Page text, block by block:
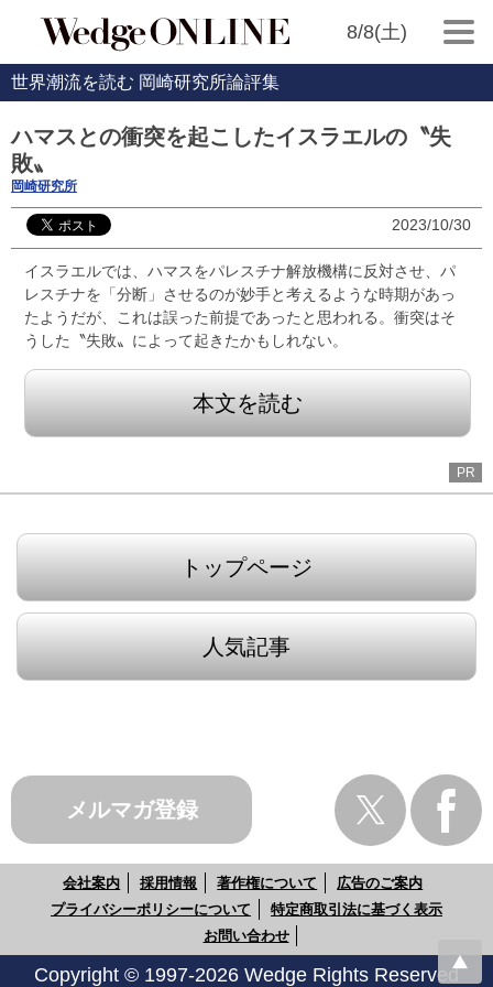
8/8(土)
世界潮流を読む 岡崎研究所論評集
ハマスとの衝突を起こしたイスラエルの〝失
敗〟
岡崎研究所
2023/10/30
イスラエルでは、ハマスをパレスチナ解放機構に反対させ、パ
レスチナを「分断」させるのが妙手と考えるような時期があっ
たようだが、これは誤った前提であったと思われる。衝突はそ
うした〝失敗〟によって起きたかもしれない。
本文を読む
PR
トップページ
人気記事
メルマガ登録
会社案内 採用情報 著作権について
広告のご案内
プライバシーポリシーについて
特定商取引法に基づく表示
お問い合わせ
Copyright © 1997-2026 Wedge Rights Reserved